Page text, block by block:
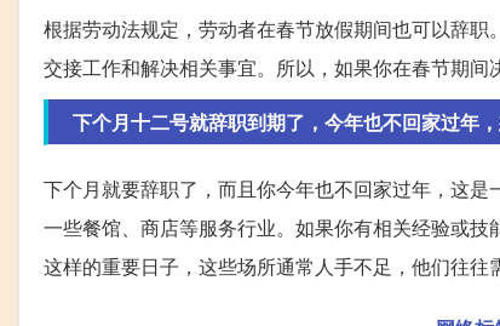
根据劳动法规定，劳动者在春节放假期间也可以辞
交接工作和解决相关事宜。所以，如果你在春节期间
下个月十二号就辞职到期了，今年也不回家过年
下个月就要辞职了，而且你今年也不回家过年，这
一些餐馆、商店等服务行业。如果你有相关经验或
这样的重要日子，这些场所通常人手不足，他们往往